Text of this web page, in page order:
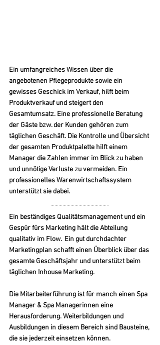
Ein umfangreiches Wissen über die
angebotenen Pflegeprodukte sowie ein
gewisses Geschick im Verkauf, hilft beim
Produktverkauf und steigert den
Gesamtumsatz. Eine professionelle Beratung
der Gäste bzw. der Kunden gehören zum
täglichen Geschäft. Die Kontrolle und Übersicht
der gesamten Produktpalette hilft einem
Manager die Zahlen immer im Blick zu haben
und unnötige Verluste zu vermeiden. Ein
professionelles Warenwirtschaftssystem
unterstützt sie dabei.
Ein beständiges Qualitätsmanagement und ein
Gespür fürs Marketing hält die Abteilung
qualitativ im Flow.  Ein gut durchdachter
Marketingplan schafft einen Überblick über das
gesamte Geschäftsjahr und unterstützt beim
täglichen Inhouse Marketing.
Die Mitarbeiterführung ist für manch einen Spa
Manager & Spa Managerinnen eine
Herausforderung. Weiterbildungen und
Ausbildungen in diesem Bereich sind Bausteine,
die sie jederzeit einsetzen können.